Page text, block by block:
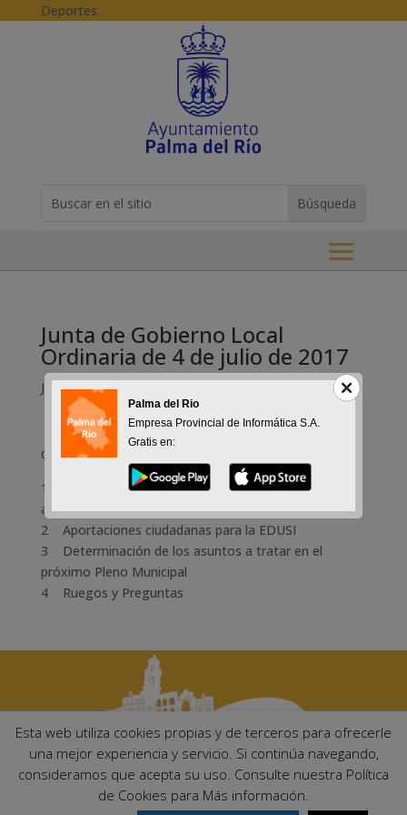
Skip to content
Deportes
for...
Junta de Gobierno Local
Ordinaria de 4 de julio de 2017
Jul 4, 2017
Orden del día
1 Lectura y aprobación, si procede, del borrador del
acta de la sesión anterior
2 Aportaciones ciudadanas para la EDUSI
3 Determinación de los asuntos a tratar en el
próximo Pleno Municipal
4 Ruegos y Preguntas
Ayuntamiento de Palma del Río. Plaza Mayor de Andalucía, 1 C.P:
14700 – Palma del Río (Córdoba)
Esta web utiliza cookies propias y de terceros para ofrecerle
una mejor experiencia y servicio. Si continúa navegando,
consideramos que acepta su uso. Consulte nuestra Política
de Cookies para Más información.
Palma del Rio
Empresa Provincial de Informática S.A.
Gratis en: